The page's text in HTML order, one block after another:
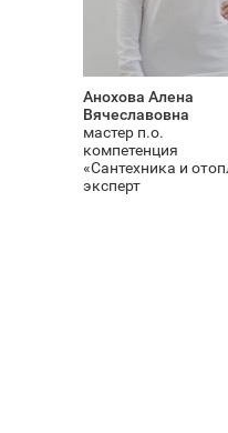
Анохова Алена
Вячеславовна
мастер п.о.
компетенция
«Сантехника и
эксперт